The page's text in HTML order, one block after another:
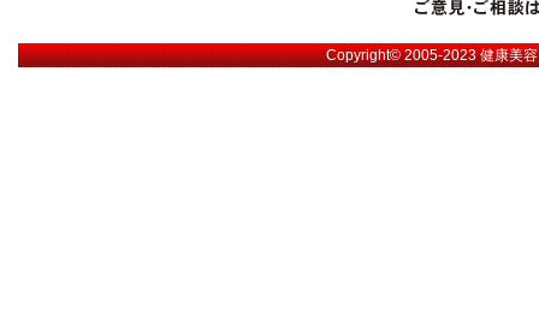
Copyright© 2005-2023健康美